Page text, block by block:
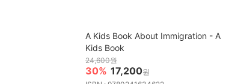
A Kids Book About Immigration - A
Kids Book
24,600원
30% 17,200원